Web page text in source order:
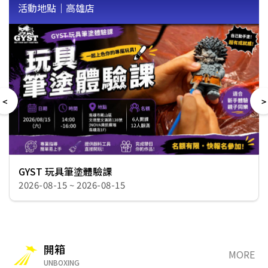
活動地點｜高雄店
GYST 玩具筆塗體驗課
2026-08-15 ~ 2026-08-15
開箱
UNBOXING
MORE